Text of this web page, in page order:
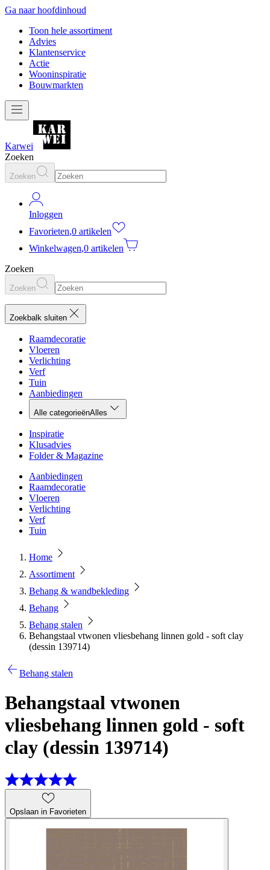
Ga naar hoofdinhoud
Toon hele assortiment
Advies
Klantenservice
Actie
Wooninspiratie
Bouwmarkten
Karwei
Zoeken
Zoeken
Inloggen
Favorieten,0 artikelen
Winkelwagen,0 artikelen
Zoeken
Zoeken
Zoekbalk sluiten
Raamdecoratie
Vloeren
Verlichting
Verf
Tuin
Aanbiedingen
Alle categorieënAlles
Inspiratie
Klusadvies
Folder & Magazine
Aanbiedingen
Raamdecoratie
Vloeren
Verlichting
Verf
Tuin
Home
Assortiment
Behang & wandbekleding
Behang
Behang stalen
Behangstaal vtwonen vliesbehang linnen gold - soft clay
(dessin 139714)
Behang stalen
Behangstaal vtwonen
vliesbehang linnen gold - soft
clay (dessin 139714)
Opslaan in Favorieten